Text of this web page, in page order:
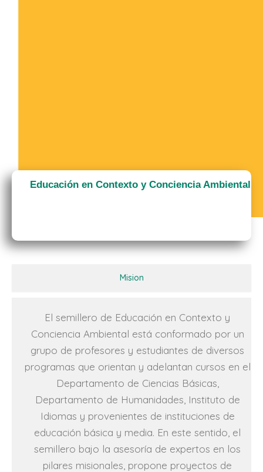
Educación en Contexto y Conciencia Ambiental
Mision
El semillero de Educación en Contexto y
Conciencia Ambiental está conformado por un
grupo de profesores y estudiantes de diversos
programas que orientan y adelantan cursos en el
Departamento de Ciencias Básicas,
Departamento de Humanidades, Instituto de
Idiomas y provenientes de instituciones de
educación básica y media. En este sentido, el
semillero bajo la asesoría de expertos en los
pilares misionales, propone proyectos de